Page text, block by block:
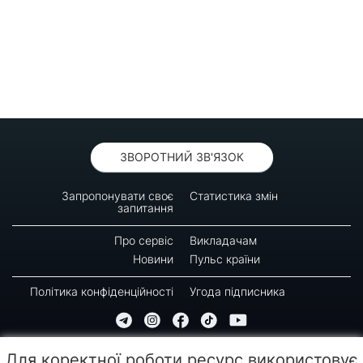
ЗВОРОТНИЙ ЗВ'ЯЗОК
Запропонувати своє
запитання
Статистика змін
Про сервіс
Викладачам
Новини
Пульс країни
Політика конфіденційності Угода підписника